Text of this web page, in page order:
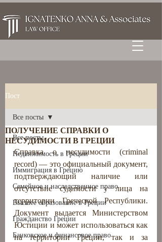
Пост
Все посты
Недвижимость в Греции
Иммиграция в Грецию
Семейное и наследственное право
Высшее образование в Греции
Гражданство Греции
Банковское и финансовое право
Все посты
ПОЛУЧЕНИЕ СПРАВКИ О
НЕСУДИМОСТИ В ГРЕЦИИ
Справка о несудимости (criminal
record) — это официальный документ,
подтверждающий наличие или
отсутствие судимости у лица на
территории Греческой Республики.
Документ выдается Министерством
Юстиции и может использоваться как
на территории Греции, так и за